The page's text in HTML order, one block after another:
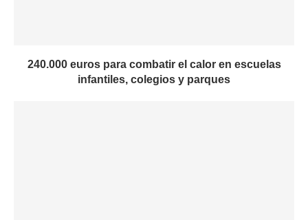
240.000 euros para combatir el calor en escuelas
infantiles, colegios y parques